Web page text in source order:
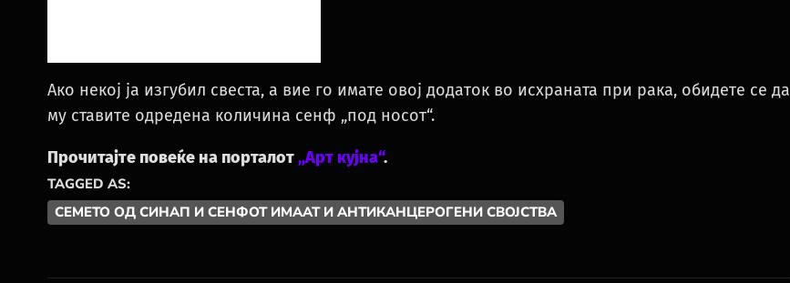
Ако некој ја изгубил свеста, а вие го имате овој додаток во исхраната при рака, обидете се да
му ставите одредена количина сенф „под носот“.
Прочитајте повеќе на порталот„Арт кујна“.
TAGGED AS:
СЕМЕТО ОД СИНАП И СЕНФОТ ИМААТ И АНТИКАНЦЕРОГЕНИ СВОЈСТВА